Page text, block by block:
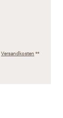
Versandkosten **